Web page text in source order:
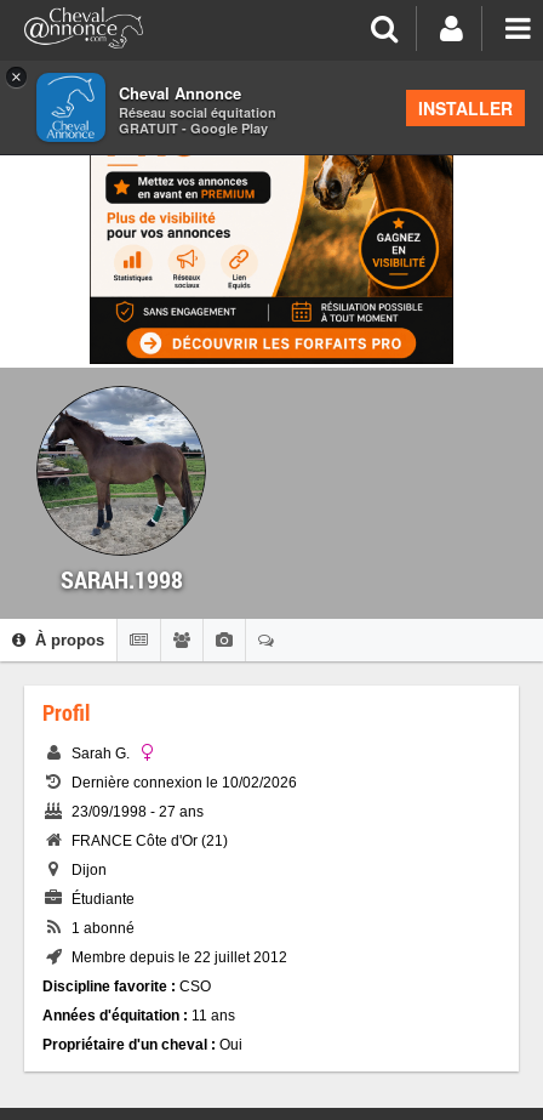
×
Cheval Annonce
Réseau social équitation
GRATUIT - Google Play
INSTALLER
SARAH.1998
À propos
Profil
Sarah G.
Dernière connexion le 10/02/2026
23/09/1998 - 27 ans
FRANCE Côte d'Or (21)
Dijon
Étudiante
1 abonné
Membre depuis le 22 juillet 2012
Discipline favorite : CSO
Années d'équitation : 11 ans
Propriétaire d'un cheval : Oui